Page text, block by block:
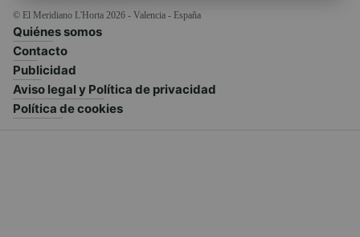
© El Meridiano L'Horta 2026 - Valencia - España
Quiénes somos
Contacto
Publicidad
Aviso legal y Política de privacidad
Política de cookies